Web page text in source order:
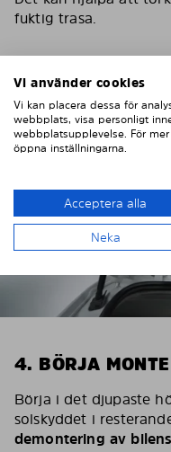
fuktig trasa.
4. BÖRJA
Börja i det djupaste
solskyddet i
demontering av
Vi använder cookies
Vi kan placera dessa för
webbplats, visa personligt
webbplatsupplevelse. För
öppna inställningarna.
Acceptera alla
Neka